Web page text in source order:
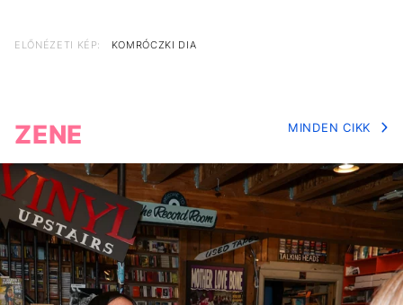
ELŐNÉZETI KÉP: KOMRÓCZKI DIA
ZENE MINDEN CIKK